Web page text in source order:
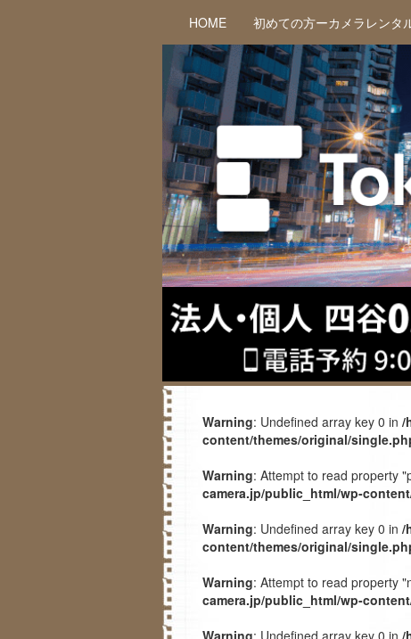
HOME 初めての方ーカメラレンタ
Warning: Undefined array key 0 in /
content/themes/original/
Warning: Attempt to read property
camera.jp/public_html/wp-
Warning: Undefined array key 0 in /
content/themes/original/
Warning: Attempt to read property
camera.jp/public_html/wp-
Warning: Undefined array key 0 in /